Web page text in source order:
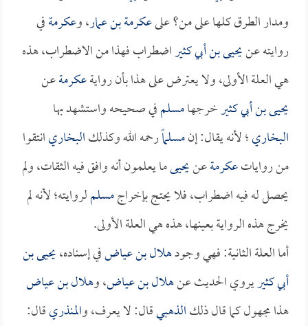
ومدار الطرق كلها على من؟ علىعكرمة بن عمار، وعكرمةفي
روايته عنيحيى بن أبي كثيراضطراب فهذا من الاضطراب، هذه
هي العلة الأولى، ولا يعترض على هذا بأن روايةعكرمةعن
يحيى بن أبي كثيرخرجهامسلمفي صحيحه واستشهد بها
البخاري؛ لأنه يقال: إنمسلماًرحمه الله وكذلكالبخاريانتقوا
من رواياتعكرمةعنيحيىما يعلمون أنه وافق فيه الثقات، ولم
يحصل له فيه اضطراب، فلا يحتج بإخراجمسلملروايته؛ لأنه لم
يخرج هذه الرواية بعينها، هذه هي العلة الأولى.
أما العلة الثانية: فهي وجودهلال بن عياضفي إسناده،يحيى بن
أبي كثيريروي الحديث عنهلال بن عياض، وهلال بن عياض
هذا مجهول كما قال ذلكالذهبيقال: لا يعرف، والمنذريقال: